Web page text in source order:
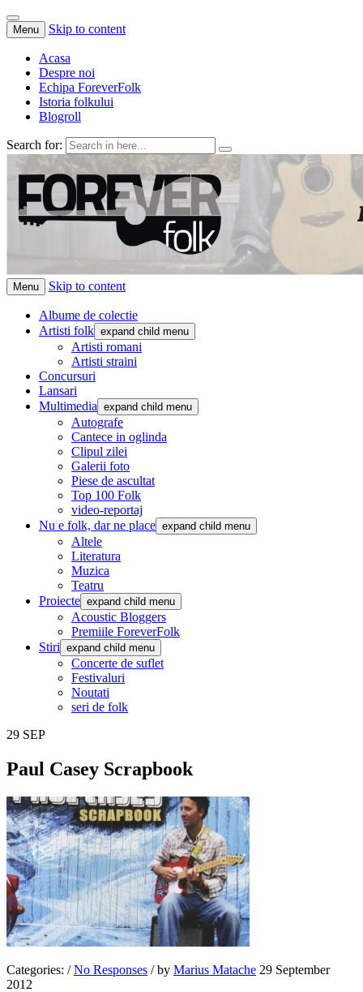
Menu Skip to content
Acasa
Despre noi
Echipa ForeverFolk
Istoria folkului
Blogroll
Search for:
ForeverFolk
Muzica sufletului tau
Menu Skip to content
Albume de colectie
Artisti folk expand child menu
Artisti romani
Artisti straini
Concursuri
Lansari
Multimedia expand child menu
Autografe
Cantece in oglinda
Clipul zilei
Galerii foto
Piese de ascultat
Top 100 Folk
video-reportaj
Nu e folk, dar ne place expand child menu
Altele
Literatura
Muzica
Teatru
Proiecte expand child menu
Acoustic Bloggers
Premiile ForeverFolk
Stiri expand child menu
Concerte de suflet
Festivaluri
Noutati
seri de folk
29 SEP
Paul Casey Scrapbook
Categories: / No Responses /by Marius Matache 29 September
2012